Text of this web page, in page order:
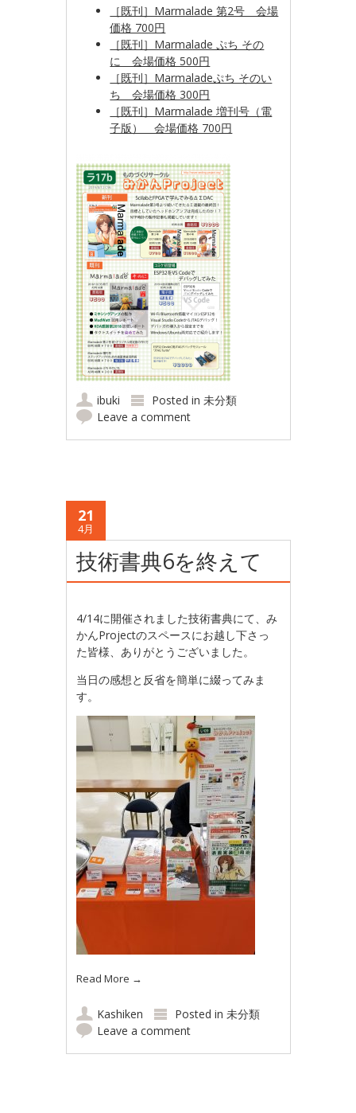
［既刊］Marmalade 第2号 会場
価格 700円
［既刊］Marmalade ぷち その
に 会場価格 500円
［既刊］Marmaladeぷち そのい
ち 会場価格 300円
［既刊］Marmalade 増刊号（電
子版） 会場価格 700円
ibuki Posted in未分類
Leave a comment
21
4月
技術書典6を終えて
4/14に開催されました技術書典にて、み
かんProjectのスペースにお越し下さっ
た皆様、ありがとうございました。
当日の感想と反省を簡単に綴ってみま
す。
Read More →
Kashiken Posted in未分類
Leave a comment